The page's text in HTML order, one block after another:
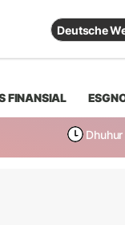
Deutsche
FINANSIAL
Dhuhur